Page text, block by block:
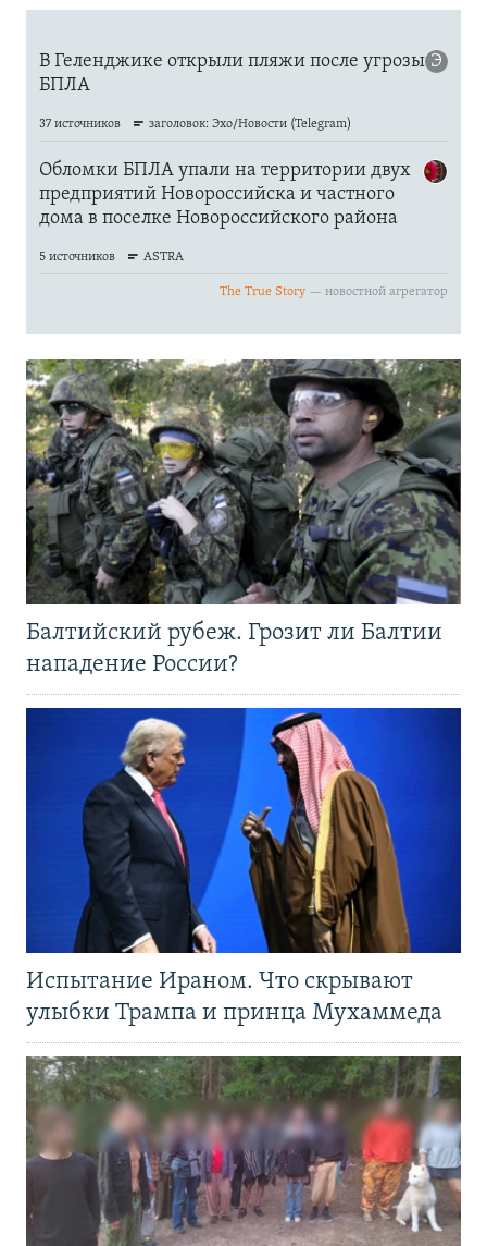
Балтийский рубеж. Грозит ли Балтии
нападение России?
Испытание Ираном. Что скрывают
улыбки Трампа и принца Мухаммеда